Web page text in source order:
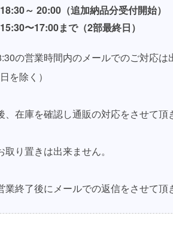
～ 20:00 （追加納品分受付開始）
〜17:00まで（2部最終日）
の営業時間内のメールでのご対応は
を除く）
、在庫を確認し通販の対応をさせて頂
り置きは出来ません。
業終了後にメールでの返信をさせて頂